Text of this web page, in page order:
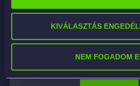
KIVÁLASZTÁS
NEM FOGADOM
PULITUTTO BLACK ORCHID
belső tisztító
10 478Ft